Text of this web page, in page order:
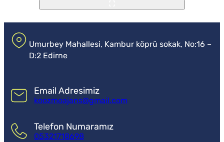
Umurbey Mahallesi, Kambur köprü sokak, No:16 –
D:2 Edirne
Email Adresimiz
koozmoajans@gmail.com
Telefon Numaramız
05321718698